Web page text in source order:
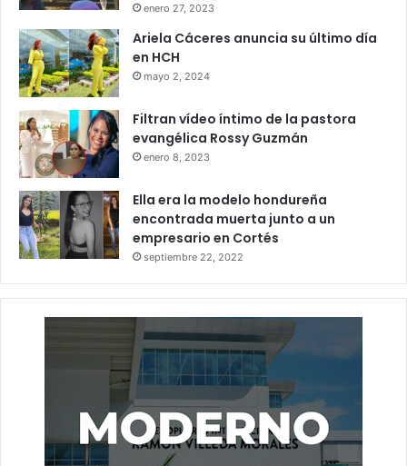
enero 27, 2023
Ariela Cáceres anuncia su último día
en HCH
mayo 2, 2024
Filtran vídeo íntimo de la pastora
evangélica Rossy Guzmán
enero 8, 2023
Ella era la modelo hondureña
encontrada muerta junto a un
empresario en Cortés
septiembre 22, 2022